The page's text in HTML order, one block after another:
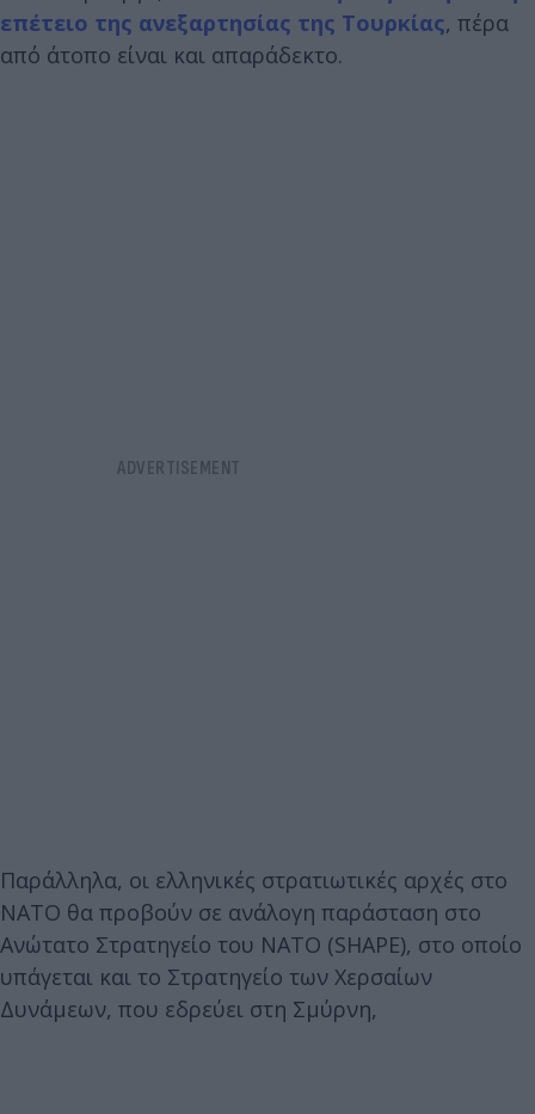
επέτειο της ανεξαρτησίας της Τουρκίας, πέρα
από άτοπο είναι και απαράδεκτο.
Παράλληλα, οι ελληνικές στρατιωτικές αρχές στο
ΝΑΤΟ θα προβούν σε ανάλογη παράσταση στο
Ανώτατο Στρατηγείο του ΝΑΤΟ (SHAPE), στο οποίο
υπάγεται και το Στρατηγείο των Χερσαίων
Δυνάμεων, που εδρεύει στη Σμύρνη,